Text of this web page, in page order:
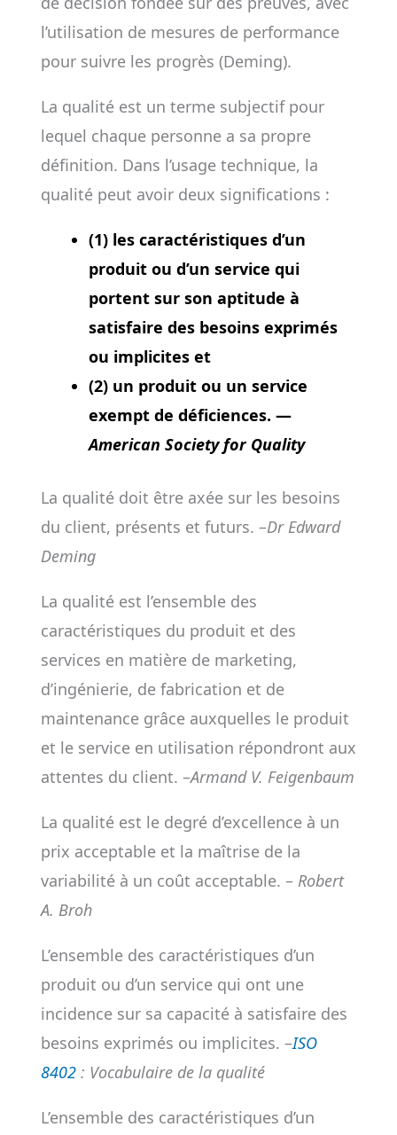
l’utilisation de mesures de performance
pour suivre les progrès (Deming).
La qualité est un terme subjectif pour
lequel chaque personne a sa propre
définition. Dans l’usage technique, la
qualité peut avoir deux significations :
(1) les caractéristiques d’un
produit ou d’un service qui
portent sur son aptitude à
satisfaire des besoins exprimés
ou implicites et
(2) un produit ou un service
exempt de déficiences. —
American Society for Quality
La qualité doit être axée sur les besoins
du client, présents et futurs. –Dr Edward
Deming
La qualité est l’ensemble des
caractéristiques du produit et des
services en matière de marketing,
d’ingénierie, de fabrication et de
maintenance grâce auxquelles le produit
et le service en utilisation répondront aux
attentes du client. –Armand V. Feigenbaum
La qualité est le degré d’excellence à un
prix acceptable et la maîtrise de la
variabilité à un coût acceptable. – Robert
A. Broh
L’ensemble des caractéristiques d’un
produit ou d’un service qui ont une
incidence sur sa capacité à satisfaire des
besoins exprimés ou implicites. –ISO
8402: Vocabulaire de la qualité
L’ensemble des caractéristiques d’un